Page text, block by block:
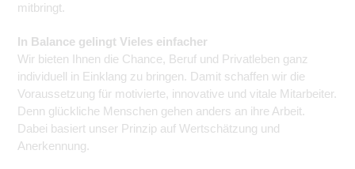
mitbringt.
In Balance gelingt Vieles einfacher
Wir bieten Ihnen die Chance, Beruf und Privatleben ganz
individuell in Einklang zu bringen. Damit schaffen wir die
Voraussetzung für motivierte, innovative und vitale Mitarbeiter.
Denn glückliche Menschen gehen anders an ihre Arbeit.
Dabei basiert unser Prinzip auf Wertschätzung und
Anerkennung.